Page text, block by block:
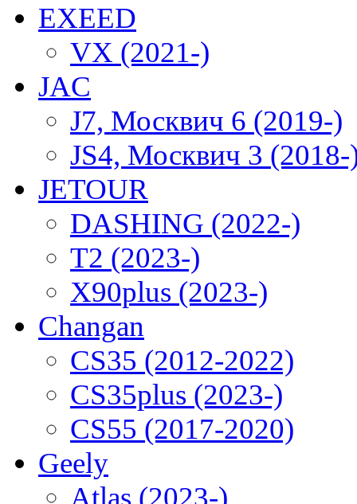
EXEED
VX (2021-)
JAC
J7, Москвич 6 (2019-)
JS4, Москвич 3 (2018-
JETOUR
DASHING (2022-)
T2 (2023-)
X90plus (2023-)
Changan
CS35 (2012-2022)
CS35plus (2023-)
CS55 (2017-2020)
Geely